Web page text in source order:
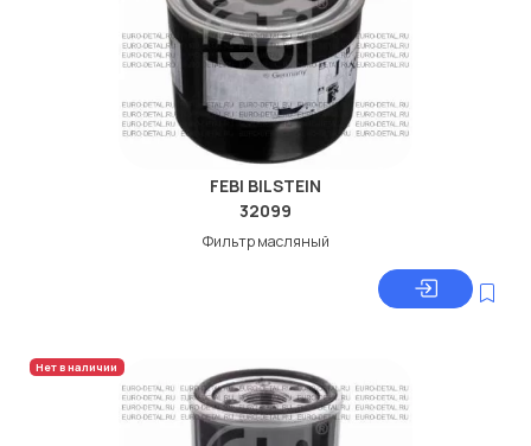
FEBI BILSTEIN
32099
Фильтр масляный
Нет в наличии